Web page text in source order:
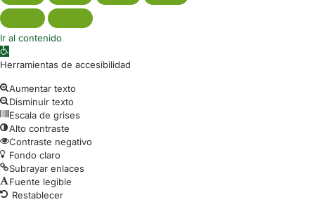
Ir al contenido
Abrir barra de herramientas
Herramientas de accesibilidad
Aumentar texto
Disminuir texto
Escala de grises
Alto contraste
Contraste negativo
Fondo claro
Subrayar enlaces
Fuente legible
Restablecer